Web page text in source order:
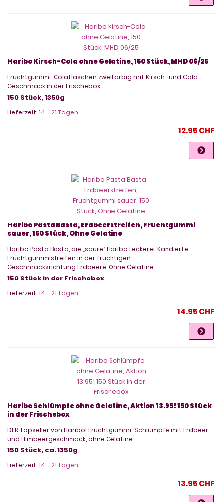
Haribo Kirsch-Cola ohne Gelatine, 150 Stück, MHD 06/25
Fruchtgummi-Colaflaschen zweifarbig mit Kirsch- und Cola-
Geschmack in der Frischebox.
150 Stück, 1350g
Lieferzeit:14 - 21 Tagen
12.95 CHF
Haribo Pasta Basta, Erdbeerstreifen, Fruchtgummi
sauer, 150 Stück, Ohne Gelatine
Haribo Pasta Basta, die „saure“ Haribo Leckerei. Kandierte
Fruchtgummistreifen in der fruchtigen
Geschmacksrichtung Erdbeere. Ohne Gelatine.
150 Stück in der Frischebox
Lieferzeit:14 - 21 Tagen
14.95 CHF
Haribo Schlümpfe ohne Gelatine, Aktion 13.95! 150 Stück
in der Frischebox
DER Topseller von Haribo! Fruchtgummi-Schlümpfe mit Erdbeer-
und Himbeergeschmack, ohne Gelatine.
150 Stück, ca. 1350g
Lieferzeit:14 - 21 Tagen
13.95 CHF